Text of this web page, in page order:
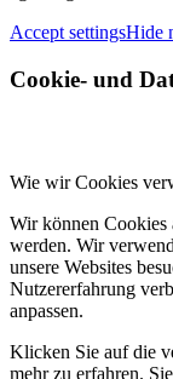
Accept settingsHide
Cookie- und
Wie wir Cookies
Wir können Cookies
werden. Wir
unsere Websites
Nutzererfahrung
anpassen.
Klicken Sie auf die
mehr zu erfahren.